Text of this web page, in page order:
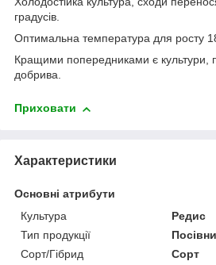
градусів.
Оптимальна температура для росту
Кращими попередниками є культури,
добрива.
Приховати
Характеристики
Основні атрибути
Культура
Редис
Тип продукції
Сорт/Гібрид
Сорт